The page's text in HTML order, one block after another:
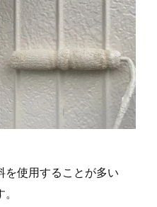
を使用することが多い